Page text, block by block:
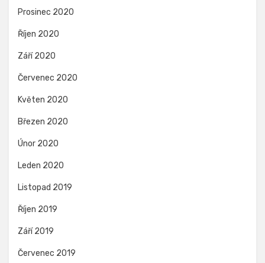
Prosinec 2020
Říjen 2020
Září 2020
Červenec 2020
Květen 2020
Březen 2020
Únor 2020
Leden 2020
Listopad 2019
Říjen 2019
Září 2019
Červenec 2019